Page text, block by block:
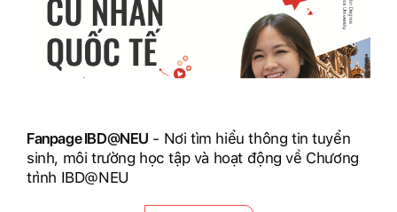
Fanpage IBD@NEU - Nơi tìm hiểu thông tin tuyển
sinh, môi trường học tập và hoạt động về Chương
trình IBD@NEU